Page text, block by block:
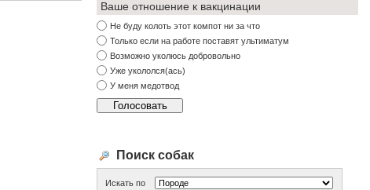
Ваше отношение к вакцинации
Не буду колоть этот компот ни за что
Только если на работе поставят ультиматум
Возможно уколюсь добровольно
Уже укололся(ась)
У меня медотвод
Поиск собак
Искать по